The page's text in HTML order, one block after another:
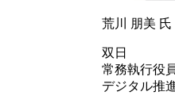
荒川 朋美 氏
双日
常務執行役
デジタル推